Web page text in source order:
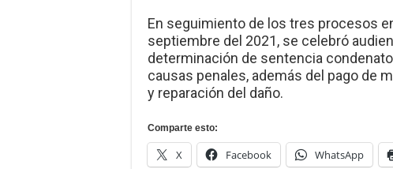
En seguimiento de los tres procesos
septiembre del 2021, se celebró
determinación de sentencia
causas penales, además del pago de
y reparación del daño.
Comparte esto:
X Facebook WhatsApp